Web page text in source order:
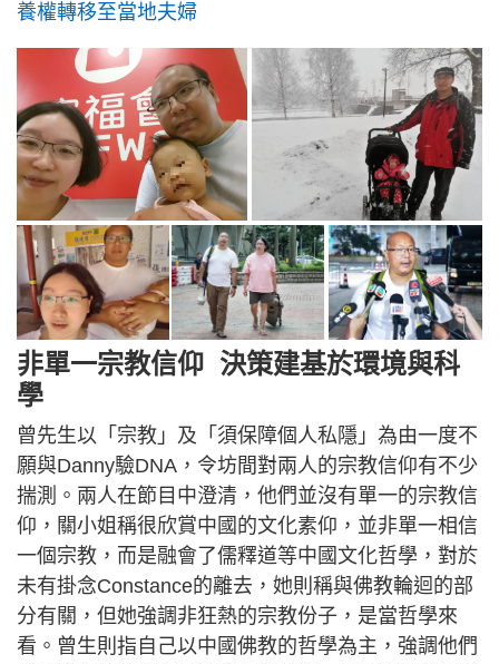
養權轉移至當地夫婦
非單一宗教信仰 決策建基於環境與科
學
曾先生以「宗教」及「須保障個人私隱」為由一度不
願與Danny驗DNA，令坊間對兩人的宗教信仰有不少
揣測。兩人在節目中澄清，他們並沒有單一的宗教信
仰，關小姐稱很欣賞中國的文化素仰，並非單一相信
一個宗教，而是融會了儒釋道等中國文化哲學，對於
未有掛念Constance的離去，她則稱與佛教輪迴的部
分有關，但她強調非狂熱的宗教份子，是當哲學來
看。曾生則指自己以中國佛教的哲學為主，強調他們